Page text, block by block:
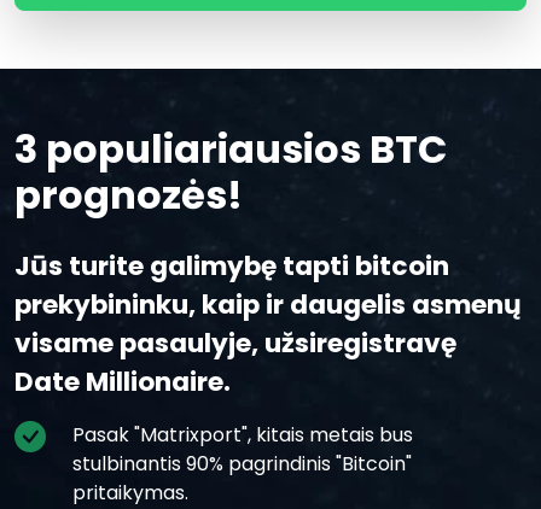
3 populiariausios BTC
prognozės!
Jūs turite galimybę tapti bitcoin
prekybininku, kaip ir daugelis asmenų
visame pasaulyje, užsiregistravę
Date Millionaire.
Pasak "Matrixport", kitais metais bus
stulbinantis 90% pagrindinis "Bitcoin"
pritaikymas.